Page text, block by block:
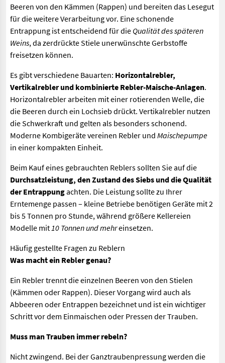
Beeren von den Kämmen (Rappen) und bereiten das Lesegut
für die weitere Verarbeitung vor. Eine schonende
Entrappung ist entscheidend für die Qualität des späteren
Weins, da zerdrückte Stiele unerwünschte Gerbstoffe
freisetzen können.
Es gibt verschiedene Bauarten: Horizontalrebler,
Vertikalrebler und kombinierte Rebler-Maische-Anlagen.
Horizontalrebler arbeiten mit einer rotierenden Welle, die
die Beeren durch ein Lochsieb drückt. Vertikalrebler nutzen
die Schwerkraft und gelten als besonders schonend.
Moderne Kombigeräte vereinen Rebler und Maischepumpe
in einer kompakten Einheit.
Beim Kauf eines gebrauchten Reblers sollten Sie auf die
Durchsatzleistung, den Zustand des Siebs und die Qualität
der Entrappungachten. Die Leistung sollte zu Ihrer
Erntemenge passen – kleine Betriebe benötigen Geräte mit 2
bis 5 Tonnen pro Stunde, während größere Kellereien
Modelle mit10 Tonnen und mehreinsetzen.
Häufig gestellte Fragen zu Reblern
Was macht ein Rebler genau?
Ein Rebler trennt die einzelnen Beeren von den Stielen
(Kämmen oder Rappen). Dieser Vorgang wird auch als
Abbeeren oder Entrappen bezeichnet und ist ein wichtiger
Schritt vor dem Einmaischen oder Pressen der Trauben.
Muss man Trauben immer rebeln?
Nicht zwingend. Bei der Ganztraubenpressung werden die